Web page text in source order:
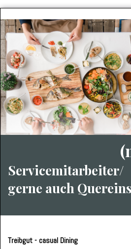
Servicemitarbeiter/
gerne auch
Treibgut - casual Dining